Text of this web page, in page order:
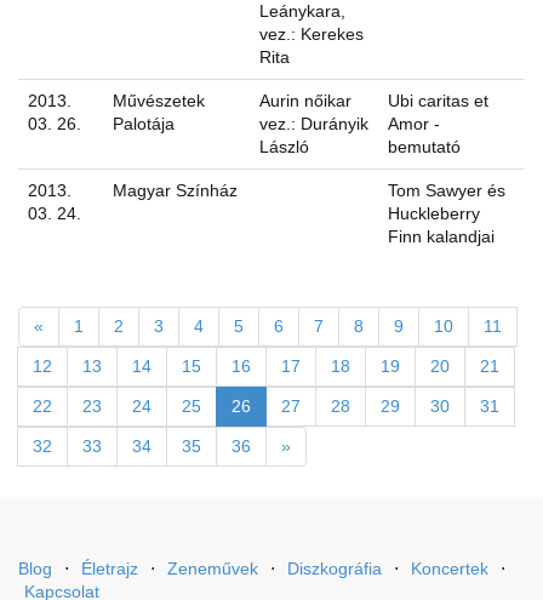
Leánykara,
vez.: Kerekes
Rita
2013.
03. 26.
Művészetek
Palotája
Aurin nőikar
vez.: Durányik
László
Ubi caritas et
Amor -
bemutató
2013.
03. 24.
Magyar Színház
Tom Sawyer és
Huckleberry
Finn kalandjai
« 1 2 3 4 5 6 7 8 9 10 11
12 13 14 15 16 17 18 19 20 21
22 23 24 25 26 27 28 29 30 31
32 33 34 35 36 »
Blog ⋅ Életrajz ⋅ Zeneművek ⋅ Diszkográfia ⋅ Koncertek
⋅
Kapcsolat